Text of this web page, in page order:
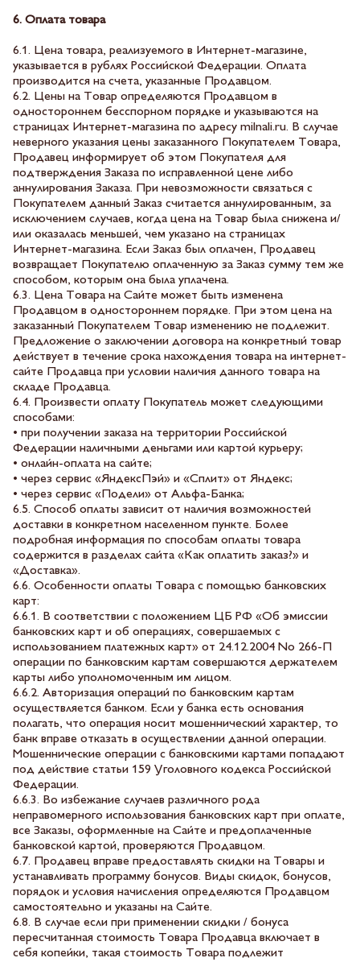
6. Оплата товара
6.1. Цена товара, реализуемого в Интернет-магазине,
указывается в рублях Российской Федерации. Оплата
производится на счета, указанные Продавцом.
6.2. Цены на Товар определяются Продавцом в
одностороннем бесспорном порядке и указываются на
страницах Интернет-магазина по адресу milnali.ru. В случае
неверного указания цены заказанного Покупателем Товара,
Продавец информирует об этом Покупателя для
подтверждения Заказа по исправленной цене либо
аннулирования Заказа. При невозможности связаться с
Покупателем данный Заказ считается аннулированным, за
исключением случаев, когда цена на Товар была снижена и/
или оказалась меньшей, чем указано на страницах
Интернет-магазина. Если Заказ был оплачен, Продавец
возвращает Покупателю оплаченную за Заказ сумму тем же
способом, которым она была уплачена.
6.3. Цена Товара на Сайте может быть изменена
Продавцом в одностороннем порядке. При этом цена на
заказанный Покупателем Товар изменению не подлежит.
Предложение о заключении договора на конкретный товар
действует в течение срока нахождения товара на интернет-
сайте Продавца при условии наличия данного товара на
складе Продавца.
6.4. Произвести оплату Покупатель может следующими
способами:
• при получении заказа на территории Российской
Федерации наличными деньгами или картой курьеру;
• онлайн-оплата на сайте;
• через сервис «ЯндексПэй» и «Сплит» от Яндекс;
• через сервис «Подели» от Альфа-Банка;
6.5. Способ оплаты зависит от наличия возможностей
доставки в конкретном населенном пункте. Более
подробная информация по способам оплаты товара
содержится в разделах сайта «Как оплатить заказ?» и
«Доставка».
6.6. Особенности оплаты Товара с помощью банковских
карт:
6.6.1. В соответствии с положением ЦБ РФ «Об эмиссии
банковских карт и об операциях, совершаемых с
использованием платежных карт» от 24.12.2004 No 266-П
операции по банковским картам совершаются держателем
карты либо уполномоченным им лицом.
6.6.2. Авторизация операций по банковским картам
осуществляется банком. Если у банка есть основания
полагать, что операция носит мошеннический характер, то
банк вправе отказать в осуществлении данной операции.
Мошеннические операции с банковскими картами попадают
под действие статьи 159 Уголовного кодекса Российской
Федерации.
6.6.3. Во избежание случаев различного рода
неправомерного использования банковских карт при оплате,
все Заказы, оформленные на Сайте и предоплаченные
банковской картой, проверяются Продавцом.
6.7. Продавец вправе предоставлять скидки на Товары и
устанавливать программу бонусов. Виды скидок, бонусов,
порядок и условия начисления определяются Продавцом
самостоятельно и указаны на Сайте.
6.8. В случае если при применении скидки / бонуса
пересчитанная стоимость Товара Продавца включает в
себя копейки, такая стоимость Товара подлежит